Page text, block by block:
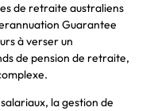
de retraite australiens
Guarantee
à verser un
de pension de retraite,
la gestion de